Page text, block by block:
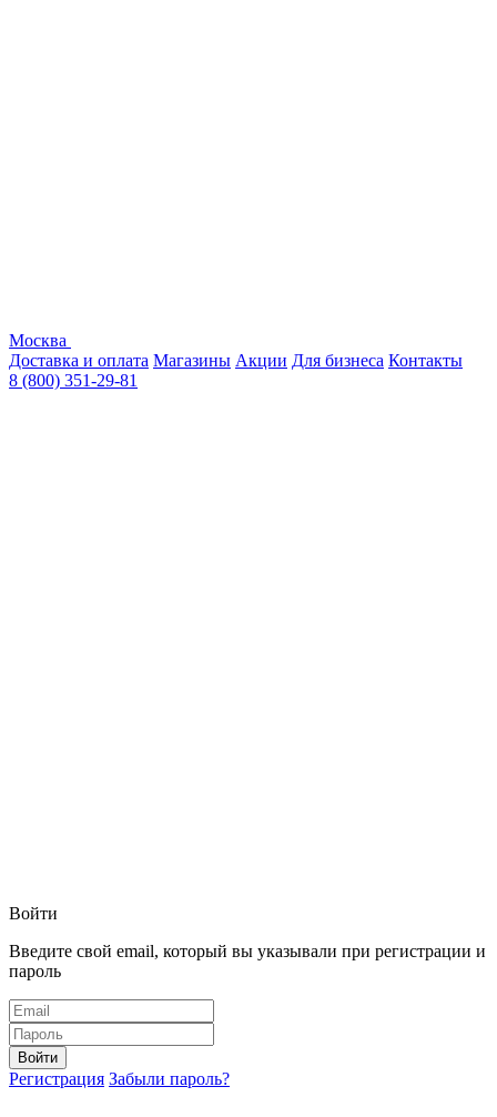
Москва
Доставка и оплата Магазины Акции Для бизнеса Контакты
8 (800) 351-29-81
Войти
Введите свой email, который вы указывали при регистрации и
пароль
Войти
Регистрация Забыли пароль?